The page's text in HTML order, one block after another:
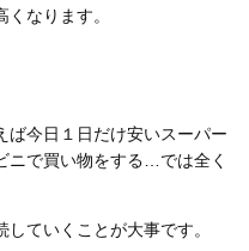
なります。
ば今日１日だけ安いスーパー
ニで買い物をする…では全く
ていくことが大事です。